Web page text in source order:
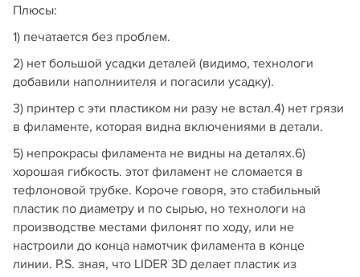
Плюсы:
1) печатается без проблем.
2) нет большой усадки деталей (видимо, технологи
добавили наполниителя и погасили усадку).
3) принтер с эти пластиком ни разу не встал.4) нет грязи
в филаменте, которая видна включениями в детали.
5) непрокрасы филамента не видны на деталях.6)
хорошая гибкость. этот филамент не сломается в
тефлоновой трубке. Короче говоря, это стабильный
пластик по диаметру и по сырью, но технологи на
производстве местами филонят по ходу, или не
настроили до конца намотчик филамента в конце
линии. P.S. зная, что LIDER 3D делает пластик из